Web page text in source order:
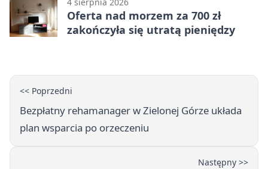
4 sierpnia 2026
Oferta nad morzem za 700 zł
zakończyła się utratą pieniędzy
<< Poprzedni
Bezpłatny rehamanager w Zielonej Górze układa
plan wsparcia po orzeczeniu
Następny >>